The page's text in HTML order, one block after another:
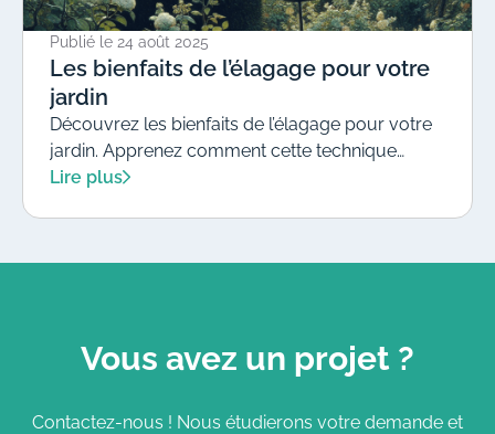
Publié le 24 août 2025
Les bienfaits de l’élagage pour votre
jardin
Découvrez les bienfaits de l’élagage pour votre
jardin. Apprenez comment cette technique
améliore la santé des plantes, embellit votre
Lire plus
Vous avez un projet ?
Contactez-nous ! Nous étudierons votre demande et